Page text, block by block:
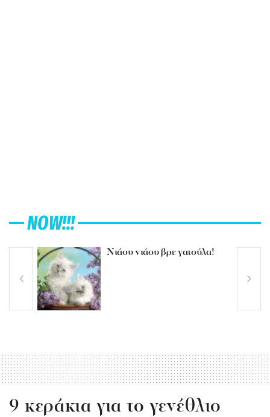
NOW!!!
Νιάου νιάου βρε γατούλα!
9 κεράκια για το γενέθλιο